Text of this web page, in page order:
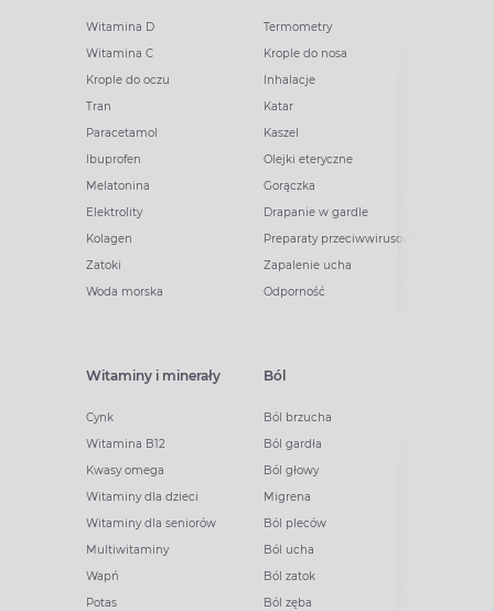
Witamina D
Witamina C
Krople do oczu
Tran
Paracetamol
Ibuprofen
Melatonina
Elektrolity
Kolagen
Zatoki
Woda morska
Termometry
Krople do nosa
Inhalacje
Katar
Kaszel
Olejki eteryczne
Gorączka
Drapanie w gardle
Preparaty przeciwwirusowe
Zapalenie ucha
Odporność
Witaminy i minerały
Cynk
Witamina B12
Kwasy omega
Witaminy dla dzieci
Witaminy dla seniorów
Multiwitaminy
Wapń
Potas
Ból
Ból brzucha
Ból gardła
Ból głowy
Migrena
Ból pleców
Ból ucha
Ból zatok
Ból zęba